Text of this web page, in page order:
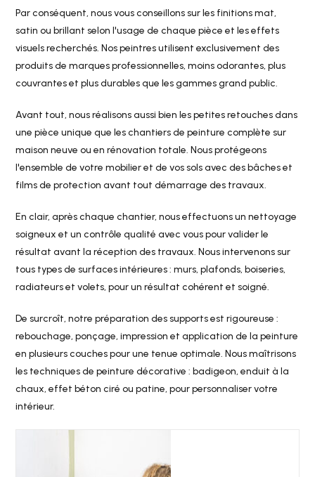
Par conséquent, nous vous conseillons sur les finitions mat,
satin ou brillant selon l'usage de chaque pièce et les effets
visuels recherchés. Nos peintres utilisent exclusivement des
produits de marques professionnelles, moins odorantes, plus
couvrantes et plus durables que les gammes grand public.
Avant tout, nous réalisons aussi bien les petites retouches dans
une pièce unique que les chantiers de peinture complète sur
maison neuve ou en rénovation totale. Nous protégeons
l'ensemble de votre mobilier et de vos sols avec des bâches et
films de protection avant tout démarrage des travaux.
En clair, après chaque chantier, nous effectuons un nettoyage
soigneux et un contrôle qualité avec vous pour valider le
résultat avant la réception des travaux. Nous intervenons sur
tous types de surfaces intérieures : murs, plafonds, boiseries,
radiateurs et volets, pour un résultat cohérent et soigné.
De surcroît, notre préparation des supports est rigoureuse :
rebouchage, ponçage, impression et application de la peinture
en plusieurs couches pour une tenue optimale. Nous maîtrisons
les techniques de peinture décorative : badigeon, enduit à la
chaux, effet béton ciré ou patine, pour personnaliser votre
intérieur.